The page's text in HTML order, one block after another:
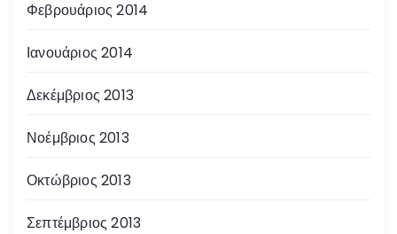
Φεβρουάριος 2014
Ιανουάριος 2014
Δεκέμβριος 2013
Νοέμβριος 2013
Οκτώβριος 2013
Σεπτέμβριος 2013